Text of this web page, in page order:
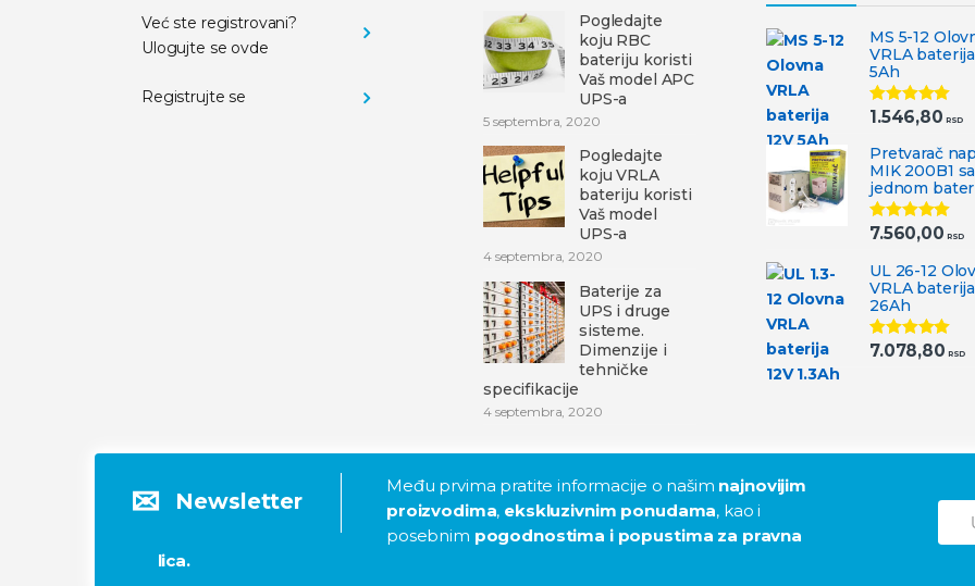
Već ste registrovani?
Ulogujte se ovde
Registrujte se
Pogledajte
koju RBC
bateriju koristi
Vaš model APC
UPS-a
5 septembra, 2020
Pogledajte
koju VRLA
bateriju koristi
Vaš model
UPS-a
4 septembra, 2020
Baterije za
UPS i druge
sisteme.
Dimenzije i
tehničke
specifikacije
4 septembra, 2020
MS 5-12
VRLA
5Ah
Ocenjeno
od 5
1.546,80 RSD
Pretvarač
MIK 200B1 sa
jednom
Ocenjeno
od 5
7.560,00 RSD
UL 26-12
VRLA
26Ah
Ocenjeno
od 5
7.078,80 RSD
Newsletter
Među prvima pratite informacije o našim najnovijim
proizvodima, ekskluzivnim ponudama, kao i
posebnim pogodnostima i popustima za pravna
lica.